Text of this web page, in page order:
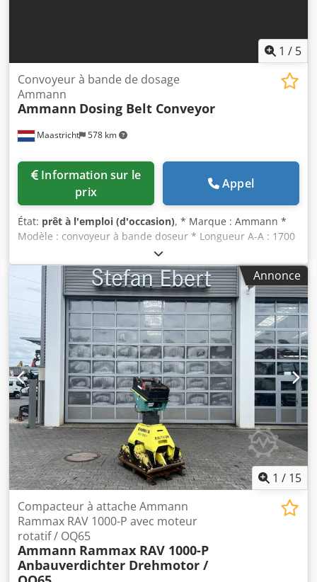
1 / 5
Maastricht 578 km
Convoyeur à bande de dosage
Ammann
Ammann Dosing Belt Conveyor
prix
Appel
État: prêt à l'emploi (d'occasion), * Marque : Ammann *
Modèle : convoyeur à bande doseur * Longueur A-A : 1700
mm * Largeur de bande : 650 mm Dsdpfx Asywm I Nehkjkr
* Entraînement : motoréducteur 1,5 kW * En stock : 6
pièces.
Annonce
1 / 15
Compacteur à attache Ammann
Rammax RAV 1000-P avec moteur
rotatif / OQ65
Ammann Rammax RAV 1000-P
Anbauverdichter Drehmotor /